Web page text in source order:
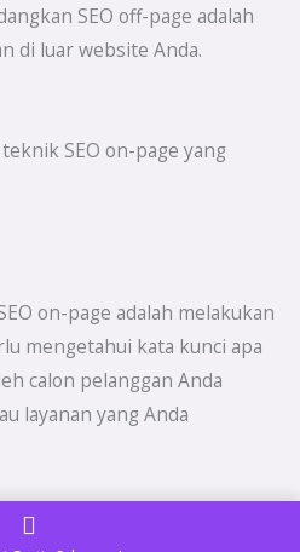
SEO off-page adalah
di luar website Anda.
SEO on-page yang
on-page adalah melakukan
mengetahui kata kunci apa
calon pelanggan Anda
layanan yang Anda
deskripsi halaman